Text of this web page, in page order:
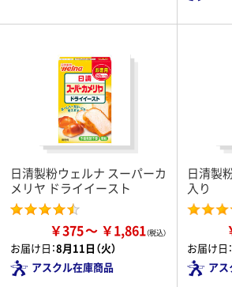
日清製粉ウェルナ スーパーカ
メリヤ ドライイースト
￥375 ￥1,861
お届け日：8月11日（火）
アスクル在庫商品
日清製
入り
お届け日：
アス